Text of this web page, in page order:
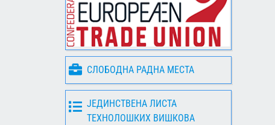
СЛОБОДНА РАДНА МЕСТА
ЈЕДИНСТВЕНА ЛИСТА
ТЕХНОЛОШКИХ ВИШКОВА